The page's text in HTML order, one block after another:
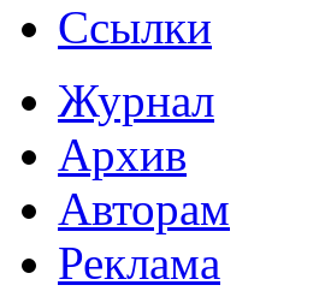
Ссылки
Журнал
Архив
Авторам
Реклама